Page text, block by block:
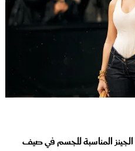
المناسبة للجسم في صيف
رفمي